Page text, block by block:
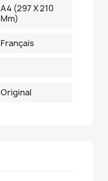
A4 (297 X 210
Mm)
Français
Original